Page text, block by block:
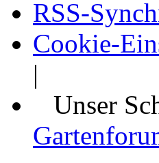
RSS-
Cookie-
|
Unser